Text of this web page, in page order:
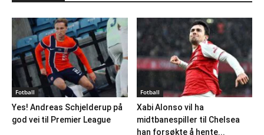
Fotball
Yes! Andreas Schjelderup på
god vei til Premier League
Fotball
Xabi Alonso vil ha
midtbanespiller til Chelsea
han forsøkte å hente...